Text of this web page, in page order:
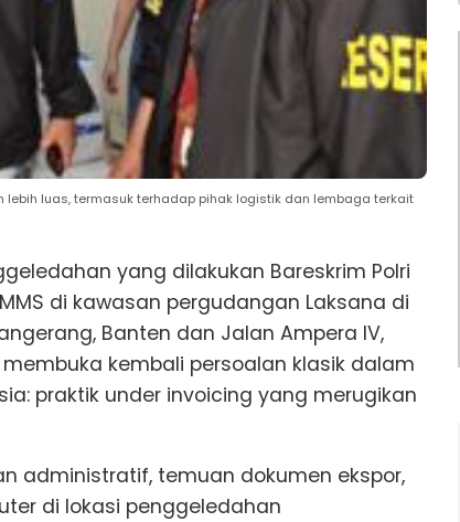
lebih luas, termasuk terhadap pihak logistik dan lembaga terkait
yang dilakukan Bareskrim Polri
di kawasan pergudangan Laksana di
Banten dan Jalan Ampera IV,
kembali persoalan klasik dalam
praktik under invoicing yang merugikan
administratif, temuan dokumen ekspor,
di lokasi penggeledahan